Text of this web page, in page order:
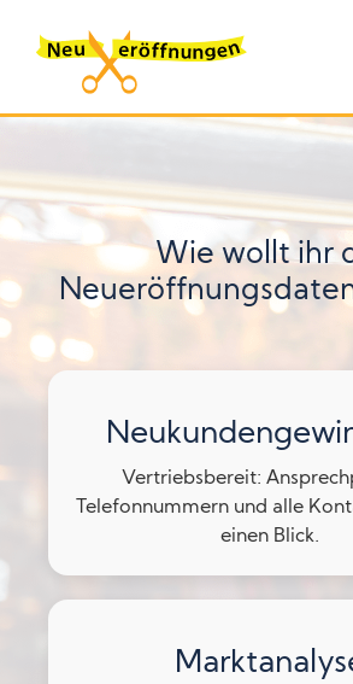
Wie wollt ihr
Vertriebsbereit:
Telefonnummern und alle
einen Blick.